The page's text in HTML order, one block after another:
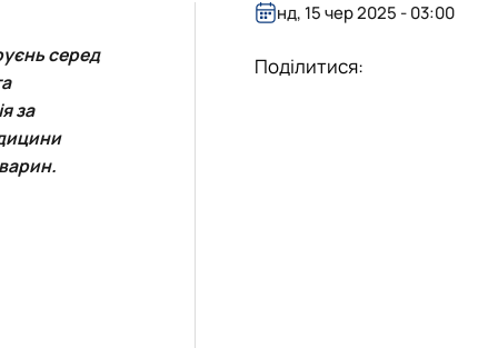
серед
за
нд, 15 чер 2025 - 03:00
Поділитися: